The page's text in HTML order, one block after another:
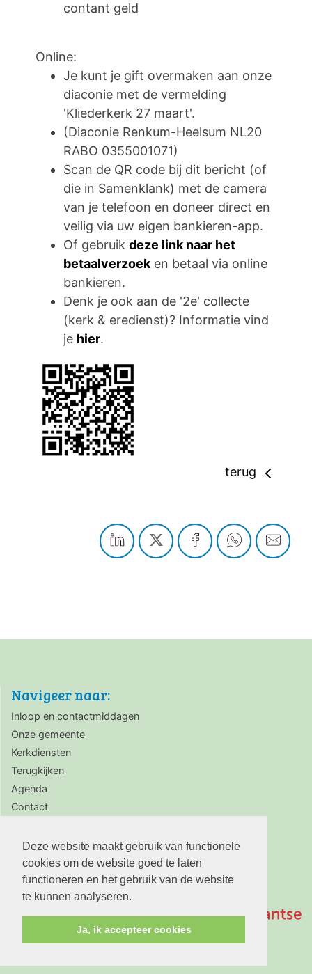
Deze website maakt gebruik van functionele
cookies om de website goed te laten
functioneren en het gebruik van de website
te kunnen analyseren.
Ja, ik accepteer cookies
contant geld
Online:
Je kunt je gift overmaken aan onze
diaconie met de vermelding
'Kliederkerk 27 maart'.
(Diaconie Renkum-Heelsum NL20
RABO 0355001071)
Scan de QR code bij dit bericht (of
die in Samenklank) met de camera
van je telefoon en doneer direct en
veilig via uw eigen bankieren-app.
Of gebruik deze link naar het
betaalverzoeken betaal via online
bankieren.
Denk je ook aan de '2e' collecte
(kerk & eredienst)? Informatie vind
je hier.
terug
Navigeer naar:
Inloop en contactmiddagen
Onze gemeente
Kerkdiensten
Terugkijken
Agenda
Contact